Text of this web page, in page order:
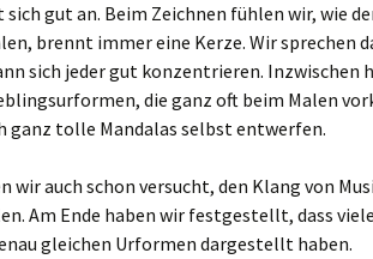
Hamminkeln
Heiligenhaus
Hilden
Hückelhoven
Hückeswagen
gut an. Beim Zeichnen fühlen wir, wie
brennt immer eine Kerze. Wir sprechen
sich jeder gut konzentrieren. Inzwischen
die ganz oft beim Malen
ganz tolle Mandalas selbst entwerfen.
wir auch schon versucht, den Klang von
Am Ende haben wir festgestellt, dass
gleichen Urformen dargestellt haben.